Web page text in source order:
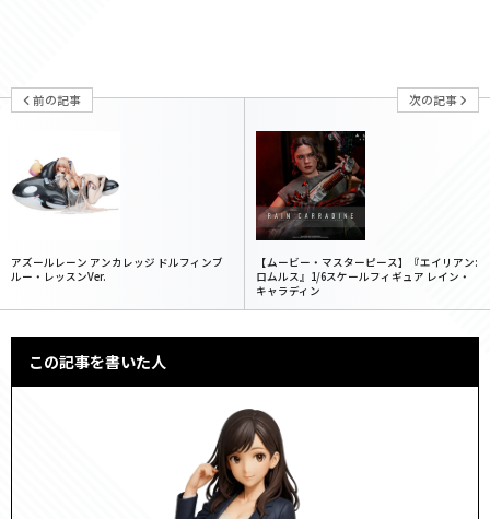
前の記事
アズールレーン アンカレッジ ドルフィンブ
ルー・レッスンVer.
次の記事
【ムービー・マスターピース】『エイリアン:
ロムルス』1/6スケールフィギュア レイン・
キャラディン
この記事を書いた人